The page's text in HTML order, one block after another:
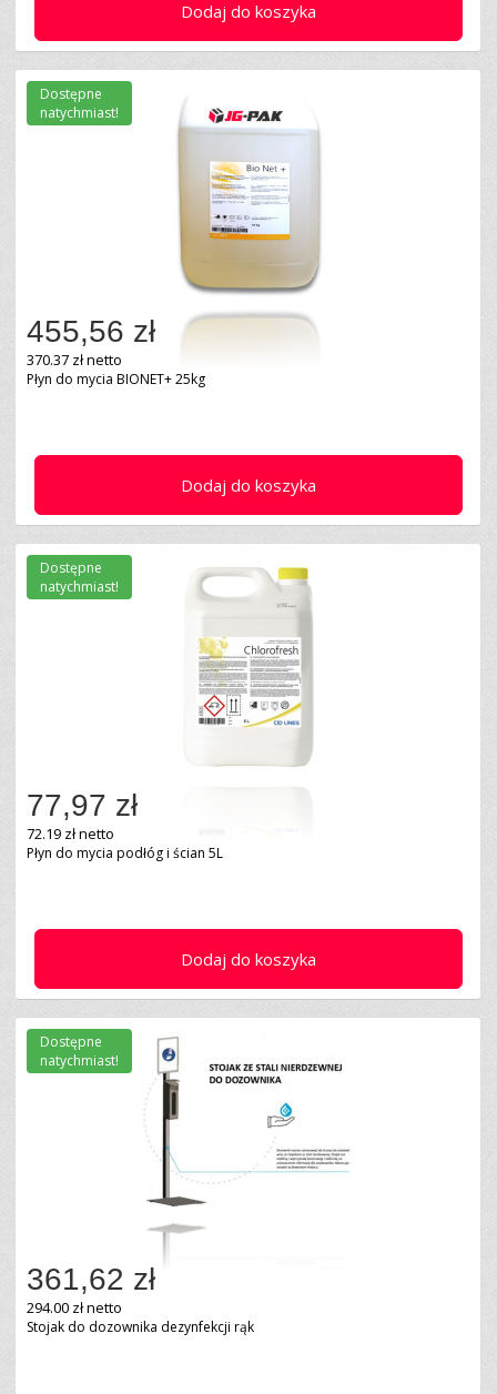
Dodaj do koszyka
Dodaj do koszyka
455,56 zł
370.37 zł netto
Płyn do mycia BIONET+ 25kg
Dostępne
natychmiast!
Dodaj do koszyka
77,97 zł
72.19 zł netto
Płyn do mycia podłóg i ścian 5L
Dostępne
natychmiast!
361,62 zł
294.00 zł netto
Stojak do dozownika dezynfekcji rąk
Dostępne
natychmiast!